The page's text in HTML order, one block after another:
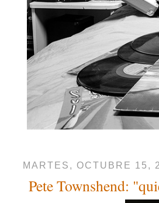
MARTES, OCTUBRE 15,
Pete Townshend: